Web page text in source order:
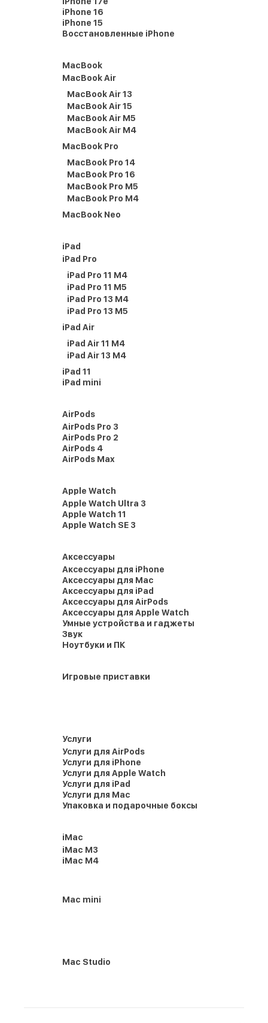
iPhone 16
iPhone 15
Восстановленные iPhone
MacBook
MacBook Air
MacBook Air 13
MacBook Air 15
MacBook Air M5
MacBook Air M4
MacBook Pro
MacBook Pro 14
MacBook Pro 16
MacBook Pro M5
MacBook Pro M4
MacBook Neo
iPad
iPad Pro
iPad Pro 11 M4
iPad Pro 11 M5
iPad Pro 13 M4
iPad Pro 13 M5
iPad Air
iPad Air 11 M4
iPad Air 13 M4
iPad 11
iPad mini
AirPods
AirPods Pro 3
AirPods Pro 2
AirPods 4
AirPods Max
Apple Watch
Apple Watch Ultra 3
Apple Watch 11
Apple Watch SE 3
Аксессуары
Аксессуары для iPhone
Аксессуары для Mac
Аксессуары для iPad
Аксессуары для AirPods
Аксессуары для Apple Watch
Умные устройства и гаджеты
Звук
Ноутбуки и ПК
Игровые приставки
Услуги
Услуги для AirPods
Услуги для iPhone
Услуги для Apple Watch
Услуги для iPad
Услуги для Mac
Упаковка и подарочные боксы
iMac
iMac M3
iMac M4
Mac mini
Mac Studio